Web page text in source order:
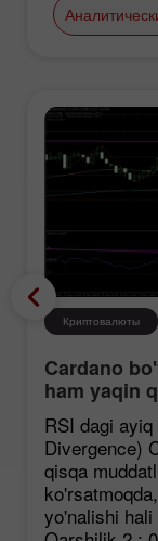
Криптовалюты
Cardano
ham yaqin
ehtimoli
RSI dagi
Divergence)
qisqa
yo'nalishi hali